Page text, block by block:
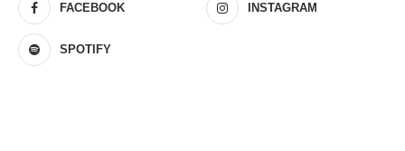
FACEBOOK INSTAGRAM
SPOTIFY